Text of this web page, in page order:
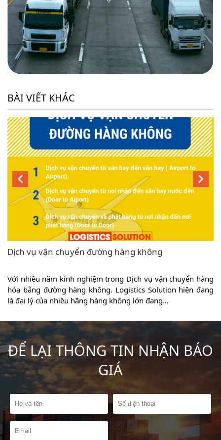
BÀI VIẾT KHÁC
Dịch vụ vận chuyển đường hàng không
Với nhiều năm kinh nghiệm trong Dịch vụ vận chuyển hàng
hóa bằng đường hàng không. Logistics Solution hiện đang
là đại lý của nhiều hãng hàng không lớn đang…
ĐỂ LẠI THÔNG TIN NHẬN BÁO
GIÁ